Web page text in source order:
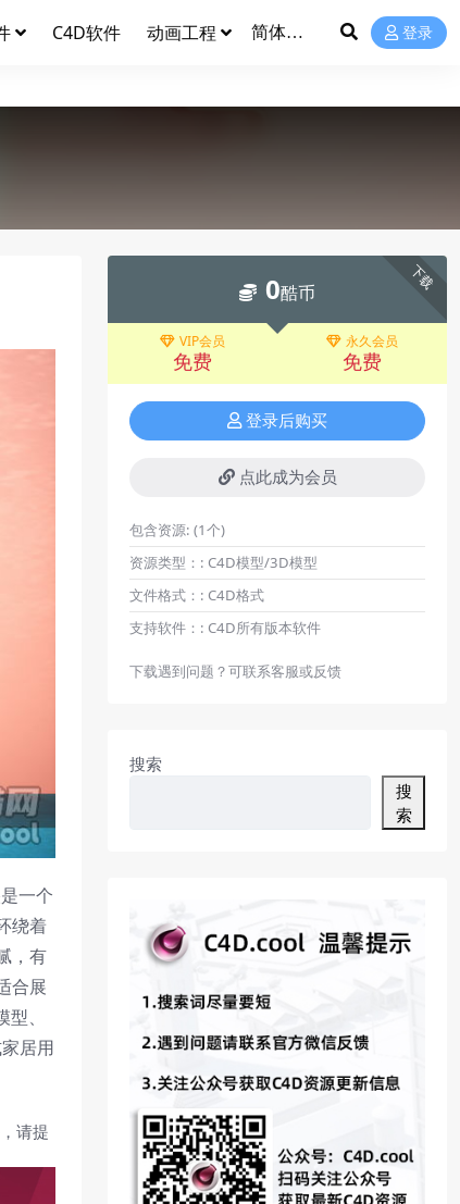
C4D软件 动画工程 登录
一个
绕着
，有
合展
、
居用
请提
下载
0酷币
VIP会员
免费
永久会员
免费
登录后购买
点此成为会员
包含资源: (1个)
资源类型：: C4D模型/3D模型
文件格式：: C4D格式
支持软件：: C4D所有版本软件
下载遇到问题？可联系客服或反馈
搜索
搜
索